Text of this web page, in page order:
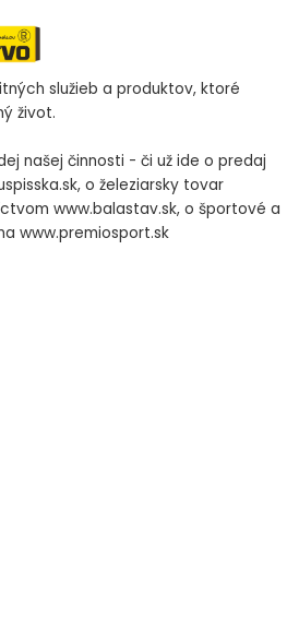
služieb a produktov, ktoré
život.
našej činnosti - či už ide o predaj
o železiarsky tovar
www.balastav.sk, o športové a
www.premiosport.sk